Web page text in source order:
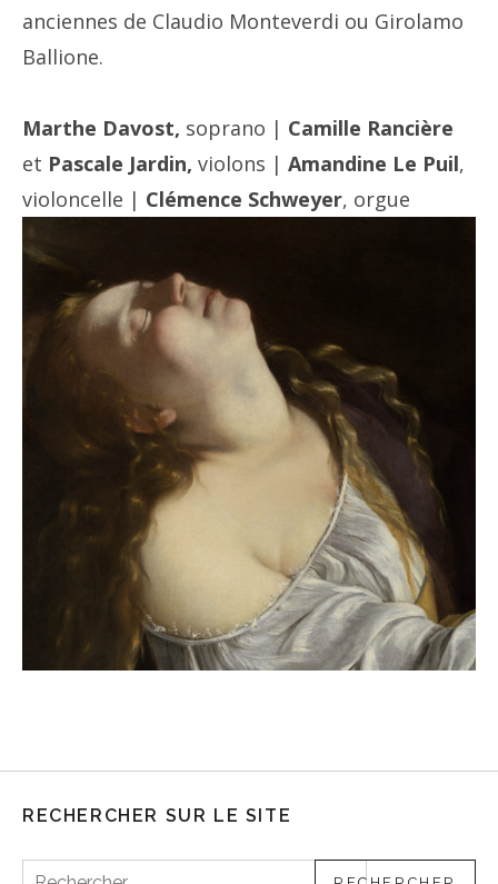
anciennes de Claudio Monteverdi ou Girolamo
Ballione.
Marthe Davost, soprano | Camille Rancière
et Pascale Jardin, violons | Amandine Le Puil,
violoncelle | Clémence Schweyer, orgue
RECHERCHER SUR LE SITE
Rechercher :